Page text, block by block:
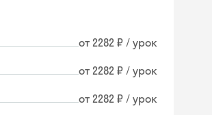
от 2282 ₽ / урок
от 2282 ₽ / урок
от 2282 ₽ / урок